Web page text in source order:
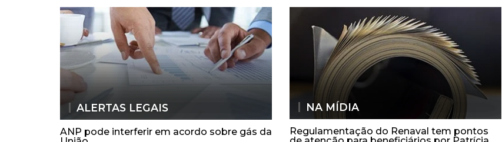
ALERTAS LEGAIS
ANP pode interferir em acordo sobre gás da
NA MÍDIA
Regulamentação do Renaval tem pontos